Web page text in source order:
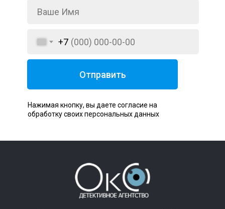
+7
Отправить
Нажимая кнопку, вы даете согласие на
обработку своих персональных данных